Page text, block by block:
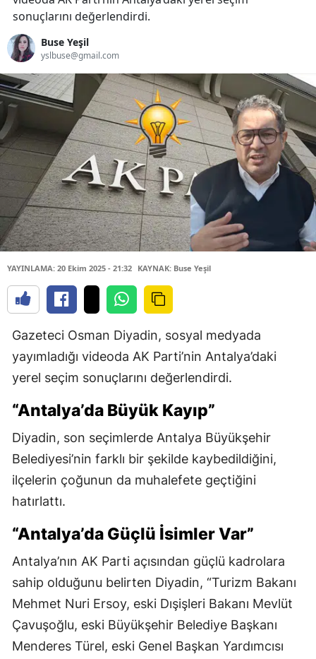
sonuçlarını değerlendirdi.
Buse Yeşil
yslbuse@gmail.com
YAYINLAMA: 20 Ekim 2025 - 21:32 KAYNAK: Buse Yeşil
Gazeteci Osman Diyadin, sosyal medyada
yayımladığı videoda AK Parti’nin Antalya’daki
yerel seçim sonuçlarını değerlendirdi.
“Antalya’da Büyük Kayıp”
Diyadin, son seçimlerde Antalya Büyükşehir
Belediyesi’nin farklı bir şekilde kaybedildiğini,
ilçelerin çoğunun da muhalefete geçtiğini
hatırlattı.
“Antalya’da Güçlü İsimler Var”
Antalya’nın AK Parti açısından güçlü kadrolara
sahip olduğunu belirten Diyadin, “Turizm Bakanı
Mehmet Nuri Ersoy, eski Dışişleri Bakanı Mevlüt
Çavuşoğlu, eski Büyükşehir Belediye Başkanı
Menderes Türel, eski Genel Başkan Yardımcısı